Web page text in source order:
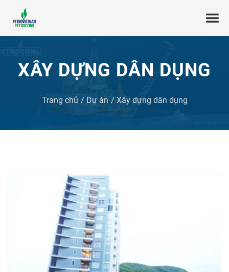
XÂY DỰNG DÂN DỤNG
Trang chủ Dự án Xây dựng dân dụng